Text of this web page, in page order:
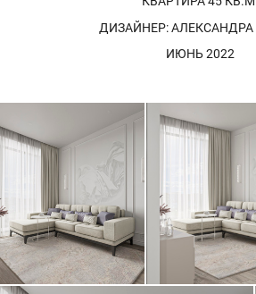
ДИЗАЙНЕР: АЛЕКСАНДРА
ИЮНЬ 2022